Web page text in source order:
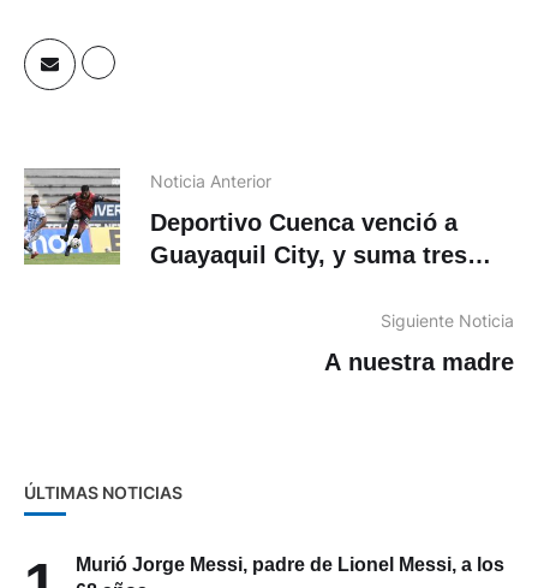
Noticia Anterior
Deportivo Cuenca venció a
Guayaquil City, y suma tres
Siguiente Noticia
A nuestra madre
ÚLTIMAS NOTICIAS
Murió Jorge Messi, padre de Lionel Messi, a los